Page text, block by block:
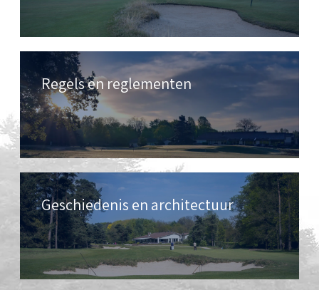
Regels en reglementen
Geschiedenis en architectuur